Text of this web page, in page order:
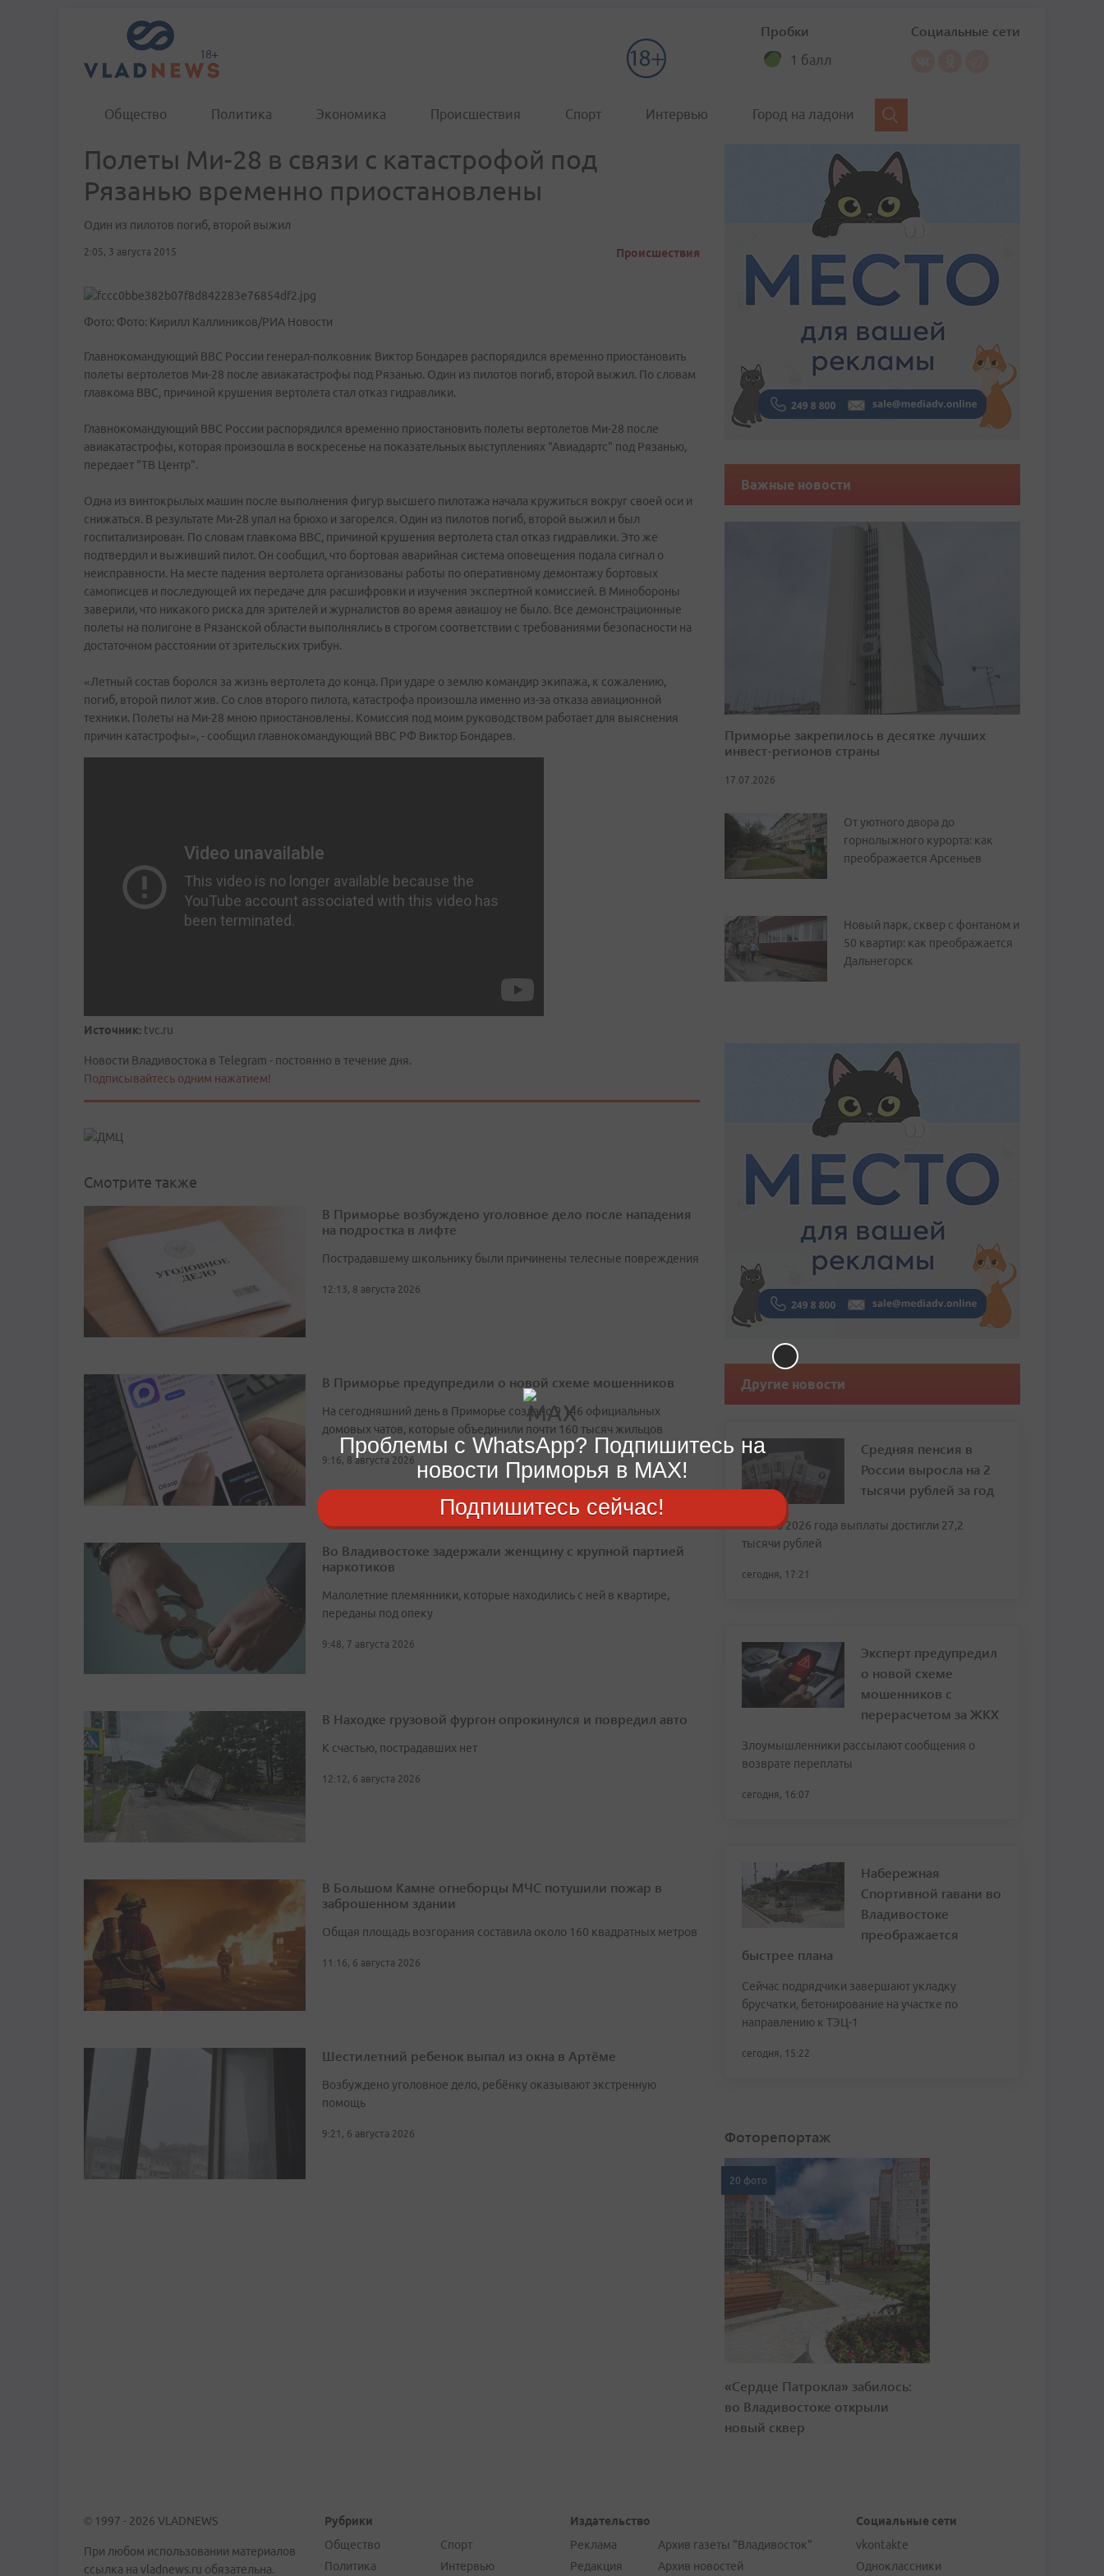
Пробки
1 балл
Социальные сети
Общество Политика Экономика Происшествия Спорт Интервью Город на ладони
Полеты Ми-28 в связи с катастрофой под
Рязанью временно приостановлены
Один из пилотов погиб, второй выжил
2:05, 3 августа 2015 Происшествия
Фото: Фото: Кирилл Каллиников/РИА Новости
Главнокомандующий ВВС России генерал-полковник Виктор Бондарев распорядился временно приостановить
полеты вертолетов Ми-28 после авиакатастрофы под Рязанью. Один из пилотов погиб, второй выжил. По словам
главкома ВВС, причиной крушения вертолета стал отказ гидравлики.
Главнокомандующий ВВС России распорядился временно приостановить полеты вертолетов Ми-28 после
авиакатастрофы, которая произошла в воскресенье на показательных выступлениях "Авиадартс" под Рязанью,
передает "ТВ Центр".
Одна из винтокрылых машин после выполнения фигур высшего пилотажа начала кружиться вокруг своей оси и
снижаться. В результате Ми-28 упал на брюхо и загорелся. Один из пилотов погиб, второй выжил и был
госпитализирован. По словам главкома ВВС, причиной крушения вертолета стал отказ гидравлики. Это же
подтвердил и выживший пилот. Он сообщил, что бортовая аварийная система оповещения подала сигнал о
неисправности. На месте падения вертолета организованы работы по оперативному демонтажу бортовых
самописцев и последующей их передаче для расшифровки и изучения экспертной комиссией. В Минобороны
заверили, что никакого риска для зрителей и журналистов во время авиашоу не было. Все демонстрационные
полеты на полигоне в Рязанской области выполнялись в строгом соответствии с требованиями безопасности на
достаточном расстоянии от зрительских трибун.
«Летный состав боролся за жизнь вертолета до конца. При ударе о землю командир экипажа, к сожалению,
погиб, второй пилот жив. Со слов второго пилота, катастрофа произошла именно из-за отказа авиационной
техники. Полеты на Ми-28 мною приостановлены. Комиссия под моим руководством работает для выяснения
причин катастрофы», - сообщил главнокомандующий ВВС РФ Виктор Бондарев.
Источник: tvc.ru
Новости Владивостока в Telegram - постоянно в течение дня.
Подписывайтесь одним нажатием!
Смотрите также
В Приморье возбуждено уголовное дело после нападения
на подростка в лифте
Пострадавшему школьнику были причинены телесные повреждения
12:13, 8 августа 2026
В Приморье предупредили о новой схеме мошенников
На сегодняшний день в Приморье создано 9 146 официальных
домовых чатов, которые объединили почти 160 тысяч жильцов
9:16, 8 августа 2026
Во Владивостоке задержали женщину с крупной партией
наркотиков
Малолетние племянники, которые находились с ней в квартире,
переданы под опеку
9:48, 7 августа 2026
В Находке грузовой фургон опрокинулся и повредил авто
К счастью, пострадавших нет
12:12, 6 августа 2026
В Большом Камне огнеборцы МЧС потушили пожар в
заброшенном здании
Общая площадь возгорания составила около 160 квадратных метров
11:16, 6 августа 2026
Шестилетний ребенок выпал из окна в Артёме
Возбуждено уголовное дело, ребёнку оказывают экстренную
помощь
9:21, 6 августа 2026
Важные новости
Приморье закрепилось в десятке лучших
инвест-регионов страны
17.07.2026
От уютного двора до
горнолыжного курорта: как
преображается Арсеньев
Новый парк, сквер с фонтаном и
50 квартир: как преображается
Дальнегорск
Другие новости
Средняя пенсия в
России выросла на 2
тысячи рублей за год
К июлю 2026 года выплаты достигли 27,2
тысячи рублей
сегодня, 17:21
Эксперт предупредил
о новой схеме
мошенников с
перерасчетом за ЖКХ
Злоумышленники рассылают сообщения о
возврате переплаты
сегодня, 16:07
Набережная
Спортивной гавани во
Владивостоке
преображается
быстрее плана
Сейчас подрядчики завершают укладку
брусчатки, бетонирование на участке по
направлению к ТЭЦ-1
сегодня, 15:22
Фоторепортаж
20 фото
«Сердце Патрокла» забилось:
во Владивостоке открыли
новый сквер
© 1997 - 2026 VLADNEWS
При любом использовании материалов
ссылка на vladnews.ru обязательна.
Рубрики
Общество
Политика
Спорт
Интервью
Издательство
Реклама
Редакция
Архив газеты "Владивосток"
Архив новостей
Социальные сети
vkontakte
Одноклассники
Проблемы с WhatsApp? Подпишитесь на
новости Приморья в MAX!
Подпишитесь сейчас!